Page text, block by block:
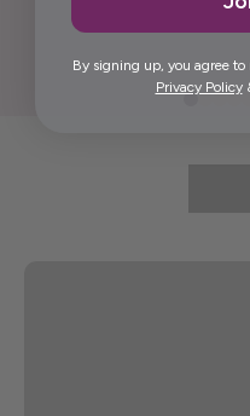
By signing up, you agree
Privacy Policy